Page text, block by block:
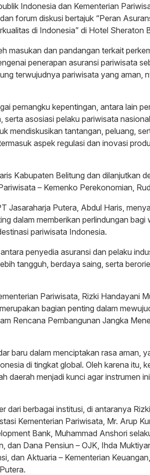
Indonesia dan Kementerian
forum diskusi bertajuk “Peran
di Indonesia” di Hotel Sheraton
masukan dan pandangan terkait
penerapan asuransi pariwisata
terwujudnya pariwisata yang aman,
pemangku kepentingan, antara lain
asosiasi pelaku pariwisata
mendiskusikan tantangan, peluang,
aspek regulasi dan inovasi
Kabupaten Belitung dan dilanjutkan
– Kemenko Perekonomian,
Jasaraharja Putera, Abdul Haris,
dalam memberikan perlindungan bagi
pariwisata Indonesia.
penyedia asuransi dan pelaku
tangguh, berdaya saing, serta
Pariwisata, Rizki Handayani
bagian penting dalam
Rencana Pembangunan Jangka
baru dalam menciptakan rasa aman,
di tingkat global. Oleh karena itu,
daerah menjadi kunci agar instrumen
dari berbagai institusi, di antaranya
Kementerian Pariwisata, Mr. Arup
Bank, Muhammad Anshori
dan Dana Pensiun – OJK, Ihda
dan Aktuaria – Kementerian